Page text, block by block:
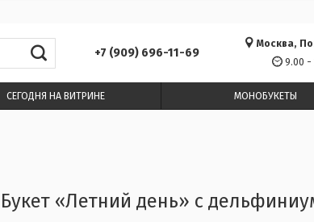
+7 (909) 696-11-69
Москва,
9.00 -
СЕГОДНЯ НА ВИТРИНЕ МОНОБУКЕТЫ
Букет «Летний день» с